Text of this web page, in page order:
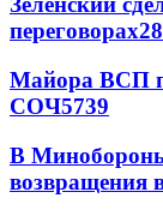
переговорах
Майора ВСП
СОЧ5739
В
возвращения